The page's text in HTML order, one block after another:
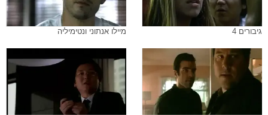
גיבורים 4 מיילו אנתוני ונטימיליה